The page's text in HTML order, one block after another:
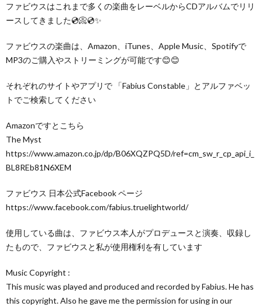
ファビウスはこれまで多くの楽曲をレーベルからCDアルバムでリリ
ースしてきました💿📀💿✨
ファビウスの楽曲は、Amazon、iTunes、Apple Music、Spotifyで
MP3のご購入やストリーミングが可能です😊😊
それぞれのサイトやアプリで 「Fabius Constable」とアルファベッ
トでご検索してください
Amazonですとこちら
The Myst
https://www.amazon.co.jp/dp/B06XQZPQ5D/ref=cm_sw_r_cp_api_i_
BL8REb81N6XEM
ファビウス 日本公式Facebook ページ
https://www.facebook.com/fabius.truelightworld/
使用している曲は、ファビウス本人がプロデュースと演奏、収録し
たもので、ファビウスと私が使用権利を有しています
Music Copyright :
This music was played and produced and recorded by Fabius. He has
this copyright. Also he gave me the permission for using in our